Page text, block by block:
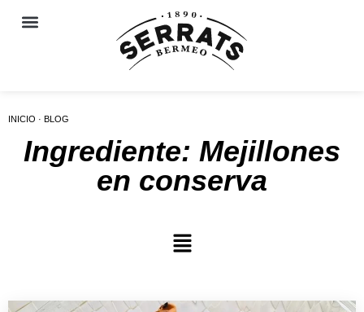
INICIO · BLOG
Ingrediente: Mejillones
en conserva